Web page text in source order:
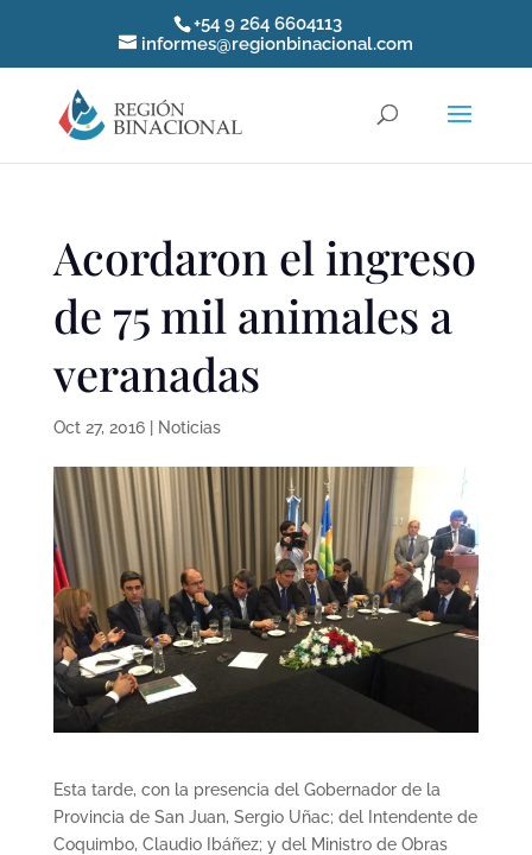
+54 9 264 6604113
informes@regionbinacional.com
Acordaron el ingreso
de 75 mil animales a
veranadas
Oct 27, 2016| Noticias
Esta tarde, con la presencia del Gobernador de la
Provincia de San Juan, Sergio Uñac; del Intendente de
Coquimbo, Claudio Ibáñez; y del Ministro de Obras